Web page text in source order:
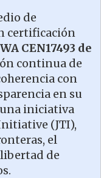
de
certificación
CEN17493 de
continua de
con
en su
iniciativa
(JTI),
el
de